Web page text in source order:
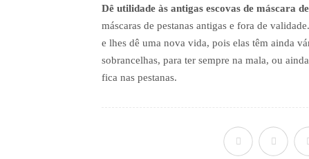
Dê utilidade às antigas escovas de máscara
máscaras de pestanas antigas e fora de
e lhes dê uma nova vida, pois elas têm ainda
sobrancelhas, para ter sempre na mala, ou
fica nas pestanas.